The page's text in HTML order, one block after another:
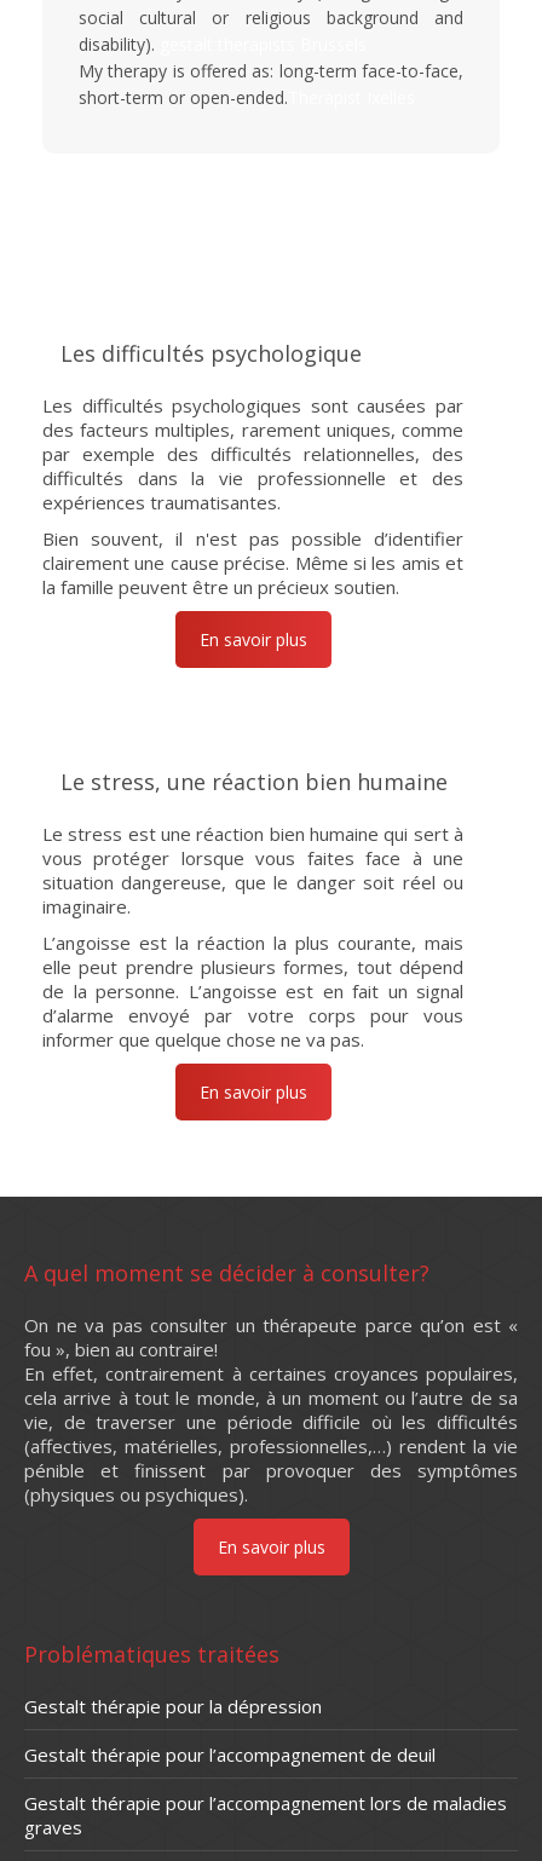
social cultural or religious background and
disability).
My therapy is offered as: long-term face-to-face,
short-term or open-ended.
Les difficultés psychologique
Les difficultés psychologiques sont causées par
des facteurs multiples, rarement uniques, comme
par exemple des difficultés relationnelles, des
difficultés dans la vie professionnelle et des
expériences traumatisantes.
Bien souvent, il n'est pas possible d’identifier
clairement une cause précise. Même si les amis et
la famille peuvent être un précieux soutien.
En savoir plus
Le stress, une réaction bien humaine
Le stress est une réaction bien humaine qui sert à
vous protéger lorsque vous faites face à une
situation dangereuse, que le danger soit réel ou
imaginaire.
L’angoisse est la réaction la plus courante, mais
elle peut prendre plusieurs formes, tout dépend
de la personne. L’angoisse est en fait un signal
d’alarme envoyé par votre corps pour vous
informer que quelque chose ne va pas.
En savoir plus
A quel moment se décider à consulter?
On ne va pas consulter un thérapeute parce qu’on est «
fou », bien au contraire!
En effet, contrairement à certaines croyances populaires,
cela arrive à tout le monde, à un moment ou l’autre de sa
vie, de traverser une période difficile où les difficultés
(affectives, matérielles, professionnelles,…) rendent la vie
pénible et finissent par provoquer des symptômes
(physiques ou psychiques).
En savoir plus
Problématiques traitées
Gestalt thérapie pour la dépression
Gestalt thérapie pour l’accompagnement de deuil
Gestalt thérapie pour l’accompagnement lors de maladies
graves